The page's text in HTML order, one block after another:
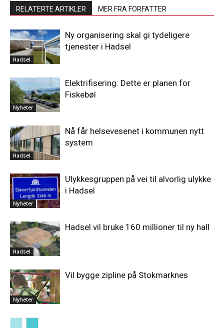
RELATERTE ARTIKLER MER FRA FORFATTER
Hadsel
Ny organisering skal gi tydeligere
tjenester i Hadsel
Nyheter
Elektrifisering: Dette er planen for
Fiskebøl
Hadsel
Nå får helsevesenet i kommunen nytt
system
Nyheter
Ulykkesgruppen på vei til alvorlig ulykke
i Hadsel
Hadsel
Hadsel vil bruke 160 millioner til ny hall
Nyheter
Vil bygge zipline på Stokmarknes